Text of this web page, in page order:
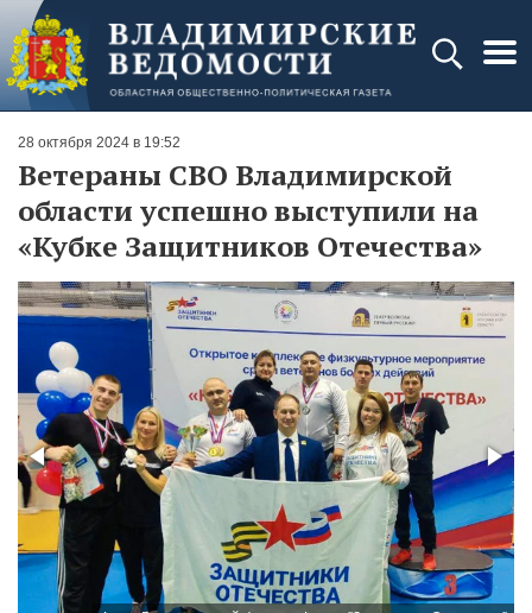
28 октября 2024 в 19:52
Ветераны СВО Владимирской
области успешно выступили на
«Кубке Защитников Отечества»